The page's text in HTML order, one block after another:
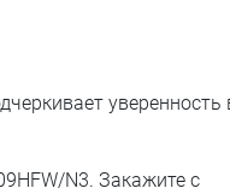
уверенность
N3. Закажите с